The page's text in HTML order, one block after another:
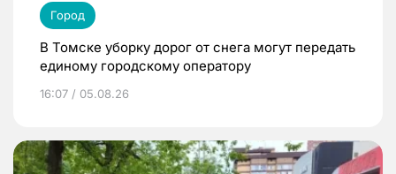
Город
В Томске уборку дорог от снега могут передать
единому городскому оператору
16:07 / 05.08.26